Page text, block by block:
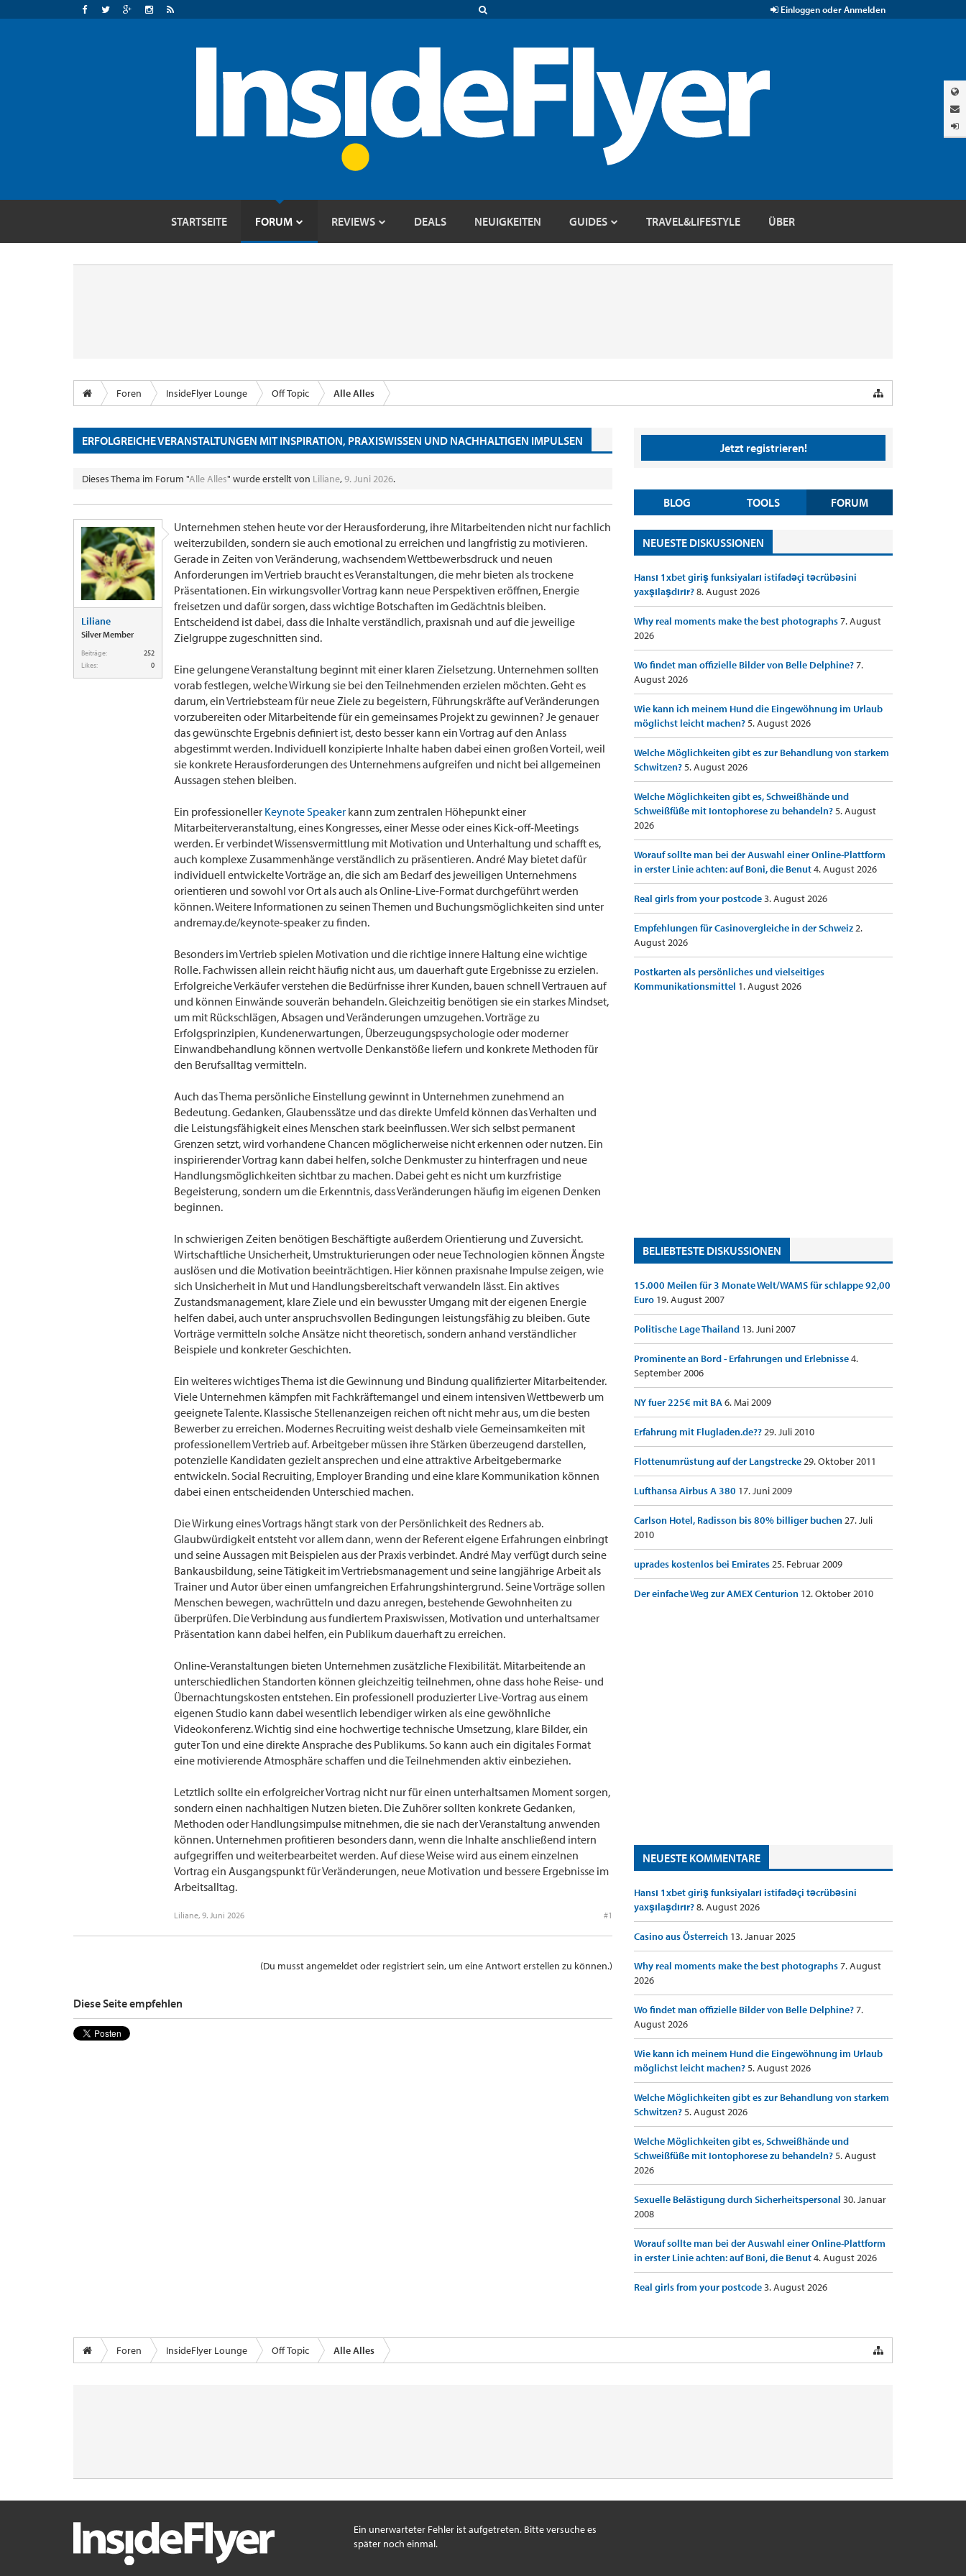
Einloggen oder Anmelden
STARTSEITE FORUM REVIEWS DEALS NEUIGKEITEN GUIDES TRAVEL&LIFESTYLE ÜBER
Foren InsideFlyer Lounge Off Topic Alle Alles
ERFOLGREICHE VERANSTALTUNGEN MIT INSPIRATION, PRAXISWISSEN UND NACHHALTIGEN IMPULSEN
Dieses Thema im Forum "Alle Alles" wurde erstellt von Liliane,9. Juni 2026.
Liliane
Silver Member
Beiträge:
252
Likes:
0
Unternehmen stehen heute vor der Herausforderung, ihre Mitarbeitenden nicht nur fachlich
weiterzubilden, sondern sie auch emotional zu erreichen und langfristig zu motivieren.
Gerade in Zeiten von Veränderung, wachsendem Wettbewerbsdruck und neuen
Anforderungen im Vertrieb braucht es Veranstaltungen, die mehr bieten als trockene
Präsentationen. Ein wirkungsvoller Vortrag kann neue Perspektiven eröffnen, Energie
freisetzen und dafür sorgen, dass wichtige Botschaften im Gedächtnis bleiben.
Entscheidend ist dabei, dass die Inhalte verständlich, praxisnah und auf die jeweilige
Zielgruppe zugeschnitten sind.
Eine gelungene Veranstaltung beginnt mit einer klaren Zielsetzung. Unternehmen sollten
vorab festlegen, welche Wirkung sie bei den Teilnehmenden erzielen möchten. Geht es
darum, ein Vertriebsteam für neue Ziele zu begeistern, Führungskräfte auf Veränderungen
vorzubereiten oder Mitarbeitende für ein gemeinsames Projekt zu gewinnen? Je genauer
das gewünschte Ergebnis definiert ist, desto besser kann ein Vortrag auf den Anlass
abgestimmt werden. Individuell konzipierte Inhalte haben dabei einen großen Vorteil, weil
sie konkrete Herausforderungen des Unternehmens aufgreifen und nicht bei allgemeinen
Aussagen stehen bleiben.
Ein professioneller Keynote Speaker kann zum zentralen Höhepunkt einer
Mitarbeiterveranstaltung, eines Kongresses, einer Messe oder eines Kick-off-Meetings
werden. Er verbindet Wissensvermittlung mit Motivation und Unterhaltung und schafft es,
auch komplexe Zusammenhänge verständlich zu präsentieren. André May bietet dafür
individuell entwickelte Vorträge an, die sich am Bedarf des jeweiligen Unternehmens
orientieren und sowohl vor Ort als auch als Online-Live-Format durchgeführt werden
können. Weitere Informationen zu seinen Themen und Buchungsmöglichkeiten sind unter
andremay.de/keynote-speaker zu finden.
Besonders im Vertrieb spielen Motivation und die richtige innere Haltung eine wichtige
Rolle. Fachwissen allein reicht häufig nicht aus, um dauerhaft gute Ergebnisse zu erzielen.
Erfolgreiche Verkäufer verstehen die Bedürfnisse ihrer Kunden, bauen schnell Vertrauen auf
und können Einwände souverän behandeln. Gleichzeitig benötigen sie ein starkes Mindset,
um mit Rückschlägen, Absagen und Veränderungen umzugehen. Vorträge zu
Erfolgsprinzipien, Kundenerwartungen, Überzeugungspsychologie oder moderner
Einwandbehandlung können wertvolle Denkanstöße liefern und konkrete Methoden für
den Berufsalltag vermitteln.
Auch das Thema persönliche Einstellung gewinnt in Unternehmen zunehmend an
Bedeutung. Gedanken, Glaubenssätze und das direkte Umfeld können das Verhalten und
die Leistungsfähigkeit eines Menschen stark beeinflussen. Wer sich selbst permanent
Grenzen setzt, wird vorhandene Chancen möglicherweise nicht erkennen oder nutzen. Ein
inspirierender Vortrag kann dabei helfen, solche Denkmuster zu hinterfragen und neue
Handlungsmöglichkeiten sichtbar zu machen. Dabei geht es nicht um kurzfristige
Begeisterung, sondern um die Erkenntnis, dass Veränderungen häufig im eigenen Denken
beginnen.
In schwierigen Zeiten benötigen Beschäftigte außerdem Orientierung und Zuversicht.
Wirtschaftliche Unsicherheit, Umstrukturierungen oder neue Technologien können Ängste
auslösen und die Motivation beeinträchtigen. Hier können praxisnahe Impulse zeigen, wie
sich Unsicherheit in Mut und Handlungsbereitschaft verwandeln lässt. Ein aktives
Zustandsmanagement, klare Ziele und ein bewusster Umgang mit der eigenen Energie
helfen dabei, auch unter anspruchsvollen Bedingungen leistungsfähig zu bleiben. Gute
Vorträge vermitteln solche Ansätze nicht theoretisch, sondern anhand verständlicher
Beispiele und konkreter Geschichten.
Ein weiteres wichtiges Thema ist die Gewinnung und Bindung qualifizierter Mitarbeitender.
Viele Unternehmen kämpfen mit Fachkräftemangel und einem intensiven Wettbewerb um
geeignete Talente. Klassische Stellenanzeigen reichen oft nicht mehr aus, um die besten
Bewerber zu erreichen. Modernes Recruiting weist deshalb viele Gemeinsamkeiten mit
professionellem Vertrieb auf. Arbeitgeber müssen ihre Stärken überzeugend darstellen,
potenzielle Kandidaten gezielt ansprechen und eine attraktive Arbeitgebermarke
entwickeln. Social Recruiting, Employer Branding und eine klare Kommunikation können
dabei einen entscheidenden Unterschied machen.
Die Wirkung eines Vortrags hängt stark von der Persönlichkeit des Redners ab.
Glaubwürdigkeit entsteht vor allem dann, wenn der Referent eigene Erfahrungen einbringt
und seine Aussagen mit Beispielen aus der Praxis verbindet. André May verfügt durch seine
Bankausbildung, seine Tätigkeit im Vertriebsmanagement und seine langjährige Arbeit als
Trainer und Autor über einen umfangreichen Erfahrungshintergrund. Seine Vorträge sollen
Menschen bewegen, wachrütteln und dazu anregen, bestehende Gewohnheiten zu
überprüfen. Die Verbindung aus fundiertem Praxiswissen, Motivation und unterhaltsamer
Präsentation kann dabei helfen, ein Publikum dauerhaft zu erreichen.
Online-Veranstaltungen bieten Unternehmen zusätzliche Flexibilität. Mitarbeitende an
unterschiedlichen Standorten können gleichzeitig teilnehmen, ohne dass hohe Reise- und
Übernachtungskosten entstehen. Ein professionell produzierter Live-Vortrag aus einem
eigenen Studio kann dabei wesentlich lebendiger wirken als eine gewöhnliche
Videokonferenz. Wichtig sind eine hochwertige technische Umsetzung, klare Bilder, ein
guter Ton und eine direkte Ansprache des Publikums. So kann auch ein digitales Format
eine motivierende Atmosphäre schaffen und die Teilnehmenden aktiv einbeziehen.
Letztlich sollte ein erfolgreicher Vortrag nicht nur für einen unterhaltsamen Moment sorgen,
sondern einen nachhaltigen Nutzen bieten. Die Zuhörer sollten konkrete Gedanken,
Methoden oder Handlungsimpulse mitnehmen, die sie nach der Veranstaltung anwenden
können. Unternehmen profitieren besonders dann, wenn die Inhalte anschließend intern
aufgegriffen und weiterbearbeitet werden. Auf diese Weise wird aus einem einzelnen
Vortrag ein Ausgangspunkt für Veränderungen, neue Motivation und bessere Ergebnisse im
Arbeitsalltag.
Liliane, 9. Juni 2026 #1
(Du musst angemeldet oder registriert sein, um eine Antwort erstellen zu können.)
Diese Seite empfehlen
Jetzt registrieren!
BLOG TOOLS FORUM
NEUESTE DISKUSSIONEN
Hansı 1xbet giriş funksiyaları istifadəçi təcrübəsini
yaxşılaşdırır?8. August 2026
Why real moments make the best photographs7. August
2026
Wo findet man offizielle Bilder von Belle Delphine?7.
August 2026
Wie kann ich meinem Hund die Eingewöhnung im Urlaub
möglichst leicht machen?5. August 2026
Welche Möglichkeiten gibt es zur Behandlung von starkem
Schwitzen?5. August 2026
Welche Möglichkeiten gibt es, Schweißhände und
Schweißfüße mit Iontophorese zu behandeln?5. August
2026
Worauf sollte man bei der Auswahl einer Online-Plattform
in erster Linie achten: auf Boni, die Benut4. August 2026
Real girls from your postcode3. August 2026
Empfehlungen für Casinovergleiche in der Schweiz2.
August 2026
Postkarten als persönliches und vielseitiges
Kommunikationsmittel 1. August 2026
BELIEBTESTE DISKUSSIONEN
15.000 Meilen für 3 Monate Welt/WAMS für schlappe 92,00
Euro 19. August 2007
Politische Lage Thailand 13. Juni 2007
Prominente an Bord - Erfahrungen und Erlebnisse4.
September 2006
NY fuer 225€ mit BA6. Mai 2009
Erfahrung mit Flugladen.de??29. Juli 2010
Flottenumrüstung auf der Langstrecke29. Oktober 2011
Lufthansa Airbus A 380 17. Juni 2009
Carlson Hotel, Radisson bis 80% billiger buchen27. Juli
2010
uprades kostenlos bei Emirates25. Februar 2009
Der einfache Weg zur AMEX Centurion 12. Oktober 2010
NEUESTE KOMMENTARE
Hansı 1xbet giriş funksiyaları istifadəçi təcrübəsini
yaxşılaşdırır?8. August 2026
Casino aus Österreich 13. Januar 2025
Why real moments make the best photographs7. August
2026
Wo findet man offizielle Bilder von Belle Delphine?7.
August 2026
Wie kann ich meinem Hund die Eingewöhnung im Urlaub
möglichst leicht machen?5. August 2026
Welche Möglichkeiten gibt es zur Behandlung von starkem
Schwitzen?5. August 2026
Welche Möglichkeiten gibt es, Schweißhände und
Schweißfüße mit Iontophorese zu behandeln?5. August
2026
Sexuelle Belästigung durch Sicherheitspersonal 30. Januar
2008
Worauf sollte man bei der Auswahl einer Online-Plattform
in erster Linie achten: auf Boni, die Benut4. August 2026
Real girls from your postcode3. August 2026
Foren InsideFlyer Lounge Off Topic Alle Alles
Ein unerwarteter Fehler ist aufgetreten. Bitte versuche es
später noch einmal.